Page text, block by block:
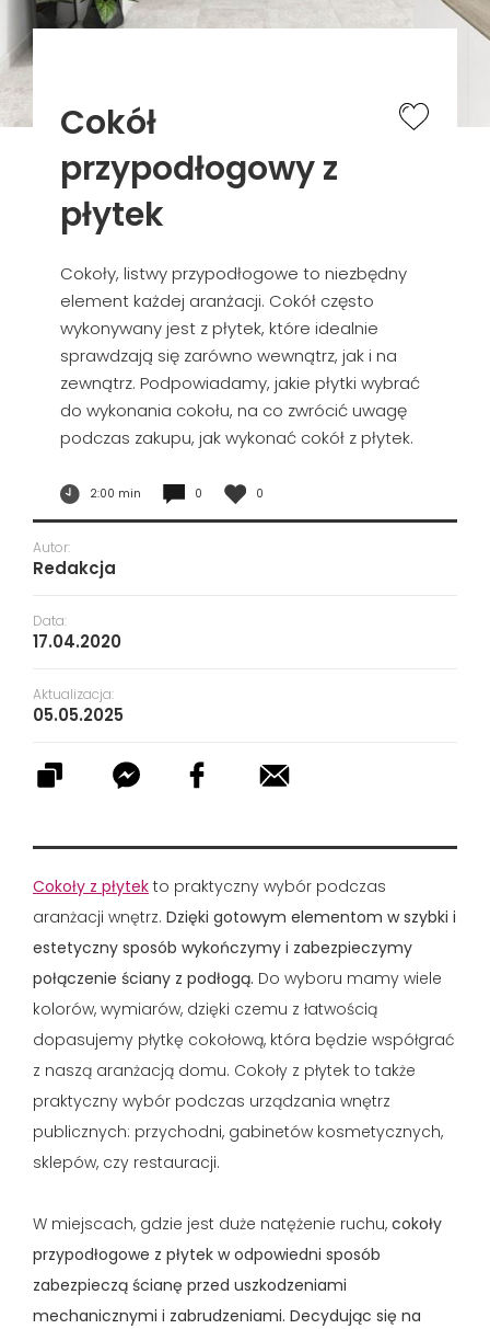
Cokół
przypodłogowy z
płytek
Cokoły, listwy przypodłogowe to niezbędny
element każdej aranżacji. Cokół często
wykonywany jest z płytek, które idealnie
sprawdzają się zarówno wewnątrz, jak i na
zewnątrz. Podpowiadamy, jakie płytki wybrać
do wykonania cokołu, na co zwrócić uwagę
podczas zakupu, jak wykonać cokół z płytek.
2:00 min 0 0
Cokoły z płytek to praktyczny wybór podczas
aranżacji wnętrz. Dzięki gotowym elementom w szybki i
estetyczny sposób wykończymy i zabezpieczymy
połączenie ściany z podłogą. Do wyboru mamy wiele
kolorów, wymiarów, dzięki czemu z łatwością
dopasujemy płytkę cokołową, która będzie współgrać
z naszą aranżacją domu. Cokoły z płytek to także
praktyczny wybór podczas urządzania wnętrz
publicznych: przychodni, gabinetów kosmetycznych,
sklepów, czy restauracji.
W miejscach, gdzie jest duże natężenie ruchu, cokoły
przypodłogowe z płytek w odpowiedni sposób
zabezpieczą ścianę przed uszkodzeniami
mechanicznymi i zabrudzeniami. Decydując się na
Autor:
Redakcja
Data:
17.04.2020
Aktualizacja:
05.05.2025